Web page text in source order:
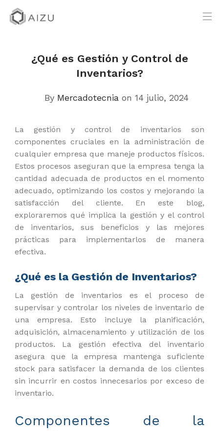
¿Qué es Gestión y Control de
Inventarios?
By Mercadotecnia on 14 julio, 2024
La gestión y control de inventarios son
componentes cruciales en la administración de
cualquier empresa que maneje productos físicos.
Estos procesos aseguran que la empresa tenga la
cantidad adecuada de productos en el momento
adecuado, optimizando los costos y mejorando la
satisfacción del cliente. En este blog,
exploraremos qué implica la gestión y el control
de inventarios, sus beneficios y las mejores
prácticas para implementarlos de manera
efectiva.
¿Qué es la Gestión de Inventarios?
La gestión de inventarios es el proceso de
supervisar y controlar los niveles de inventario de
una empresa. Esto incluye la planificación,
adquisición, almacenamiento y utilización de los
productos. La gestión efectiva del inventario
asegura que la empresa mantenga suficiente
stock para satisfacer la demanda de los clientes
sin incurrir en costos innecesarios por exceso de
inventario.
Componentes de la